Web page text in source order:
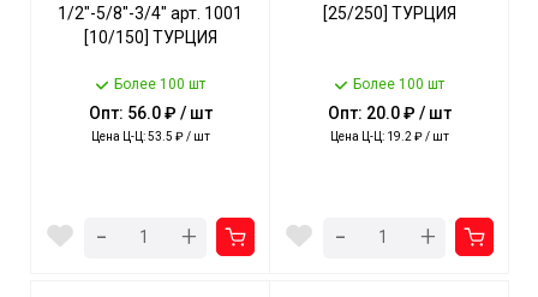
1/2"-5/8"-3/4" арт. 1001
[10/150] ТУРЦИЯ
Более 100 шт
Опт: 56.0 ₽ / шт
Цена Ц-Ц: 53.5 ₽ / шт
- +
[25/250] ТУРЦИЯ
Более 100 шт
Опт: 20.0 ₽ / шт
Цена Ц-Ц: 19.2 ₽ / шт
- +